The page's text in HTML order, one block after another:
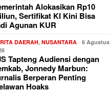
Alokasikan Rp10
Sertifikat KI Kini Bisa
Agunan KUR
DAERAH,NUSANTARA
6 Agustus
Tapteng Audiensi dengan
Jonnedy Marbun:
Berperan Penting
Hoaks